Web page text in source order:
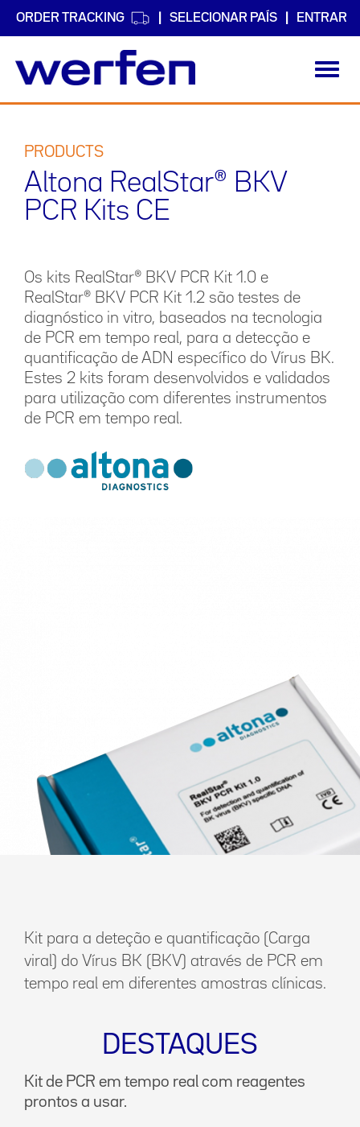
ORDER TRACKING SELECIONAR PAÍS ENTRAR
principal
PRODUCTS
Altona RealStar® BKV
PCR Kits CE
Os kits RealStar® BKV PCR Kit 1.0 e
RealStar® BKV PCR Kit 1.2 são testes de
diagnóstico in vitro, baseados na tecnologia
de PCR em tempo real, para a detecção e
quantificação de ADN específico do Vírus BK.
Estes 2 kits foram desenvolvidos e validados
para utilização com diferentes instrumentos
de PCR em tempo real.
Kit para a deteção e quantificação (Carga
viral) do Vírus BK (BKV) através de PCR em
tempo real em diferentes amostras clínicas.
DESTAQUES
Kit de PCR em tempo real com reagentes
prontos a usar.